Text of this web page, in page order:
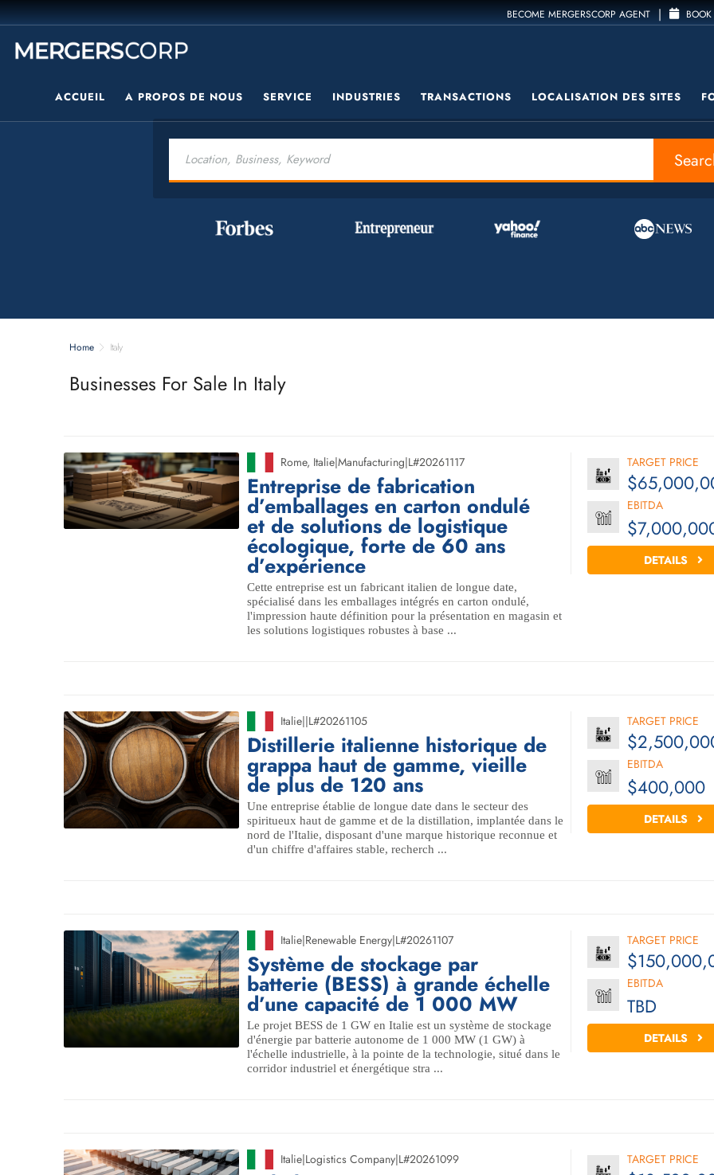
BECOME MERGERSCORP AGENT | BOOK
ACCUEIL A PROPOS DE NOUS SERVICE INDUSTRIES TRANSACTIONS LOCALISATION DES SITES
Home Italy
Businesses For Sale In Italy
Rome, Italie|Manufacturing|L#20261117
Entreprise de fabrication
d’emballages en carton ondulé
et de solutions de logistique
écologique, forte de 60 ans
d’expérience
Cette entreprise est un fabricant italien de longue date,
spécialisé dans les emballages intégrés en carton ondulé,
l'impression haute définition pour la présentation en magasin et
les solutions logistiques robustes à base ...
TARGET PRICE
EBITDA
DETAILS
Italie||L#20261105
Distillerie italienne historique de
grappa haut de gamme, vieille
de plus de 120 ans
Une entreprise établie de longue date dans le secteur des
spiritueux haut de gamme et de la distillation, implantée dans le
nord de l'Italie, disposant d'une marque historique reconnue et
d'un chiffre d'affaires stable, recherch ...
TARGET PRICE
EBITDA
$400,000
DETAILS
Italie|Renewable Energy|L#20261107
Système de stockage par
batterie (BESS) à grande échelle
d’une capacité de 1 000 MW
Le projet BESS de 1 GW en Italie est un système de stockage
d'énergie par batterie autonome de 1 000 MW (1 GW) à
l'échelle industrielle, à la pointe de la technologie, situé dans le
corridor industriel et énergétique stra ...
TARGET PRICE
EBITDA
TBD
DETAILS
Italie|Logistics Company|L#20261099 TARGET PRICE